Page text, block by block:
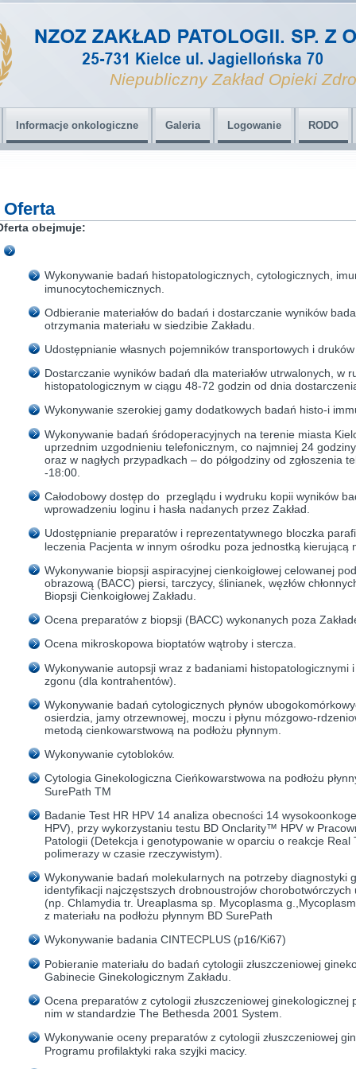
Niepubliczny Zakład Opieki
Informacje onkologiczne Galeria Logowanie RODO
Oferta
obejmuje:
Wykonywanie badań histopatologicznych, cytologicznych,
imunocytochemicznych.
Odbieranie materiałów do badań i dostarczanie wyników
otrzymania materiału w siedzibie Zakładu.
Udostępnianie własnych pojemników transportowych i
Dostarczanie wyników badań dla materiałów utrwalonych, w
histopatologicznym w ciągu 48-72 godzin od dnia
Wykonywanie szerokiej gamy dodatkowych badań histo-i
Wykonywanie badań śródoperacyjnych na terenie miasta
uprzednim uzgodnieniu telefonicznym, co najmniej 24
oraz w nagłych przypadkach – do półgodziny od zgłoszenia
-18:00.
Całodobowy dostęp do przeglądu i wydruku kopii wyników
wprowadzeniu loginu i hasła nadanych przez Zakład.
Udostępnianie preparatów i reprezentatywnego bloczka
leczenia Pacjenta w innym ośrodku poza jednostką kierującą
Wykonywanie biopsji aspiracyjnej cienkoigłowej celowanej
obrazową (BACC) piersi, tarczycy, ślinianek, węzłów
Biopsji Cienkoigłowej Zakładu.
Ocena preparatów z biopsji (BACC) wykonanych poza
Ocena mikroskopowa bioptatów wątroby i stercza.
Wykonywanie autopsji wraz z badaniami histopatologicznymi
zgonu (dla kontrahentów).
Wykonywanie badań cytologicznych płynów
osierdzia, jamy otrzewnowej, moczu i płynu mózgowo-
metodą cienkowarstwową na podłożu płynnym.
Wykonywanie cytobloków.
Cytologia Ginekologiczna Cieńkowarstwowa na podłożu
SurePath TM
Badanie Test HR HPV 14 analiza obecności 14
HPV), przy wykorzystaniu testu BD Onclarity™ HPV w
Patologii (Detekcja i genotypowanie w oparciu o reakcje Real
polimerazy w czasie rzeczywistym).
Wykonywanie badań molekularnych na potrzeby diagnostyki
identyfikacji najczęstszych drobnoustrojów chorobotwórczych
(np. Chlamydia tr. Ureaplasma sp. Mycoplasma
z materiału na podłożu płynnym BD SurePath
Wykonywanie badania CINTECPLUS (p16/Ki67)
Pobieranie materiału do badań cytologii złuszczeniowej
Gabinecie Ginekologicznym Zakładu.
Ocena preparatów z cytologii złuszczeniowej ginekologicznej
nim w standardzie The Bethesda 2001 System.
Wykonywanie oceny preparatów z cytologii złuszczeniowej
Programu profilaktyki raka szyjki macicy.